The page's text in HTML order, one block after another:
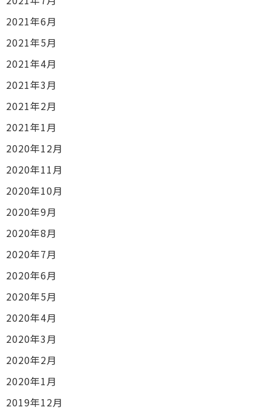
2021年6月
2021年5月
2021年4月
2021年3月
2021年2月
2021年1月
2020年12月
2020年11月
2020年10月
2020年9月
2020年8月
2020年7月
2020年6月
2020年5月
2020年4月
2020年3月
2020年2月
2020年1月
2019年12月